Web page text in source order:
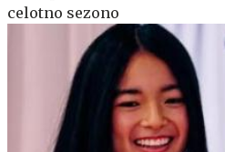
celotno sezono